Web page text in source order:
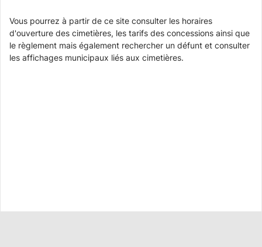
Vous pourrez à partir de ce site consulter les horaires
d'ouverture des cimetières, les tarifs des concessions ainsi que
le règlement mais également rechercher un défunt et consulter
les affichages municipaux liés aux cimetières.